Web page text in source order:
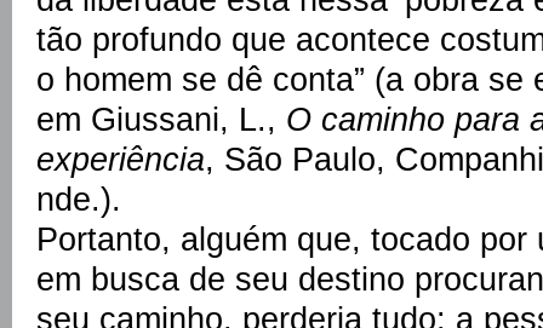
tão profundo que acontece
o homem se dê conta” (a obra se
em Giussani, L., O caminho para
experiência, São Paulo,
nde.).
Portanto, alguém que, tocado
em busca de seu destino
seu caminho, perderia tudo: a